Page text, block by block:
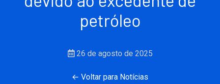
petróleo
26 de agosto de 2025
← Voltar para Notícias